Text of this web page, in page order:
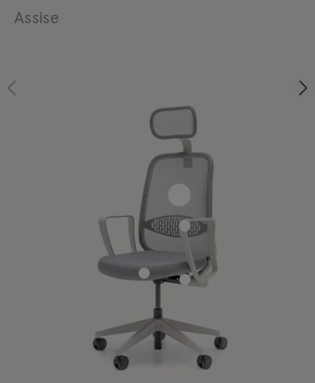
Auto-synchro, il ajuste automatiquement la
Assise